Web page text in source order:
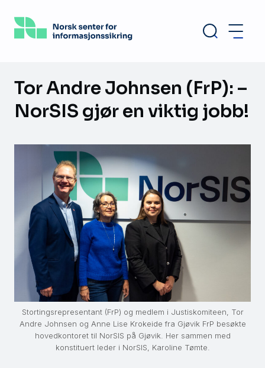
hovedinnhold
Tor Andre Johnsen (FrP): –
NorSIS gjør en viktig jobb!
Stortingsrepresentant (FrP) og medlem i Justiskomiteen, Tor
Andre Johnsen og Anne Lise Krokeide fra Gjøvik FrP besøkte
hovedkontoret til NorSIS på Gjøvik. Her sammen med
konstituert leder i NorSIS, Karoline Tømte.